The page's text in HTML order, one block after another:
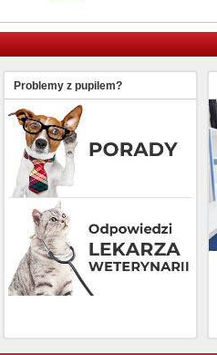
Problemy z pupilem?